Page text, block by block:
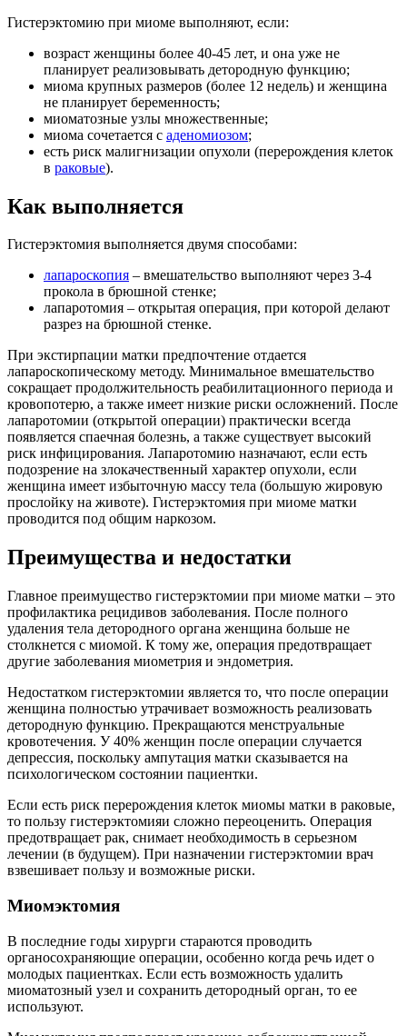
Гистерэктомию при миоме выполняют, если:
возраст женщины более 40-45 лет, и она уже не
планирует реализовывать детородную функцию;
миома крупных размеров (более 12 недель) и женщина
не планирует беременность;
миоматозные узлы множественные;
миома сочетается с аденомиозом;
есть риск малигнизации опухоли (перерождения клеток
в раковые).
Как выполняется
Гистерэктомия выполняется двумя способами:
лапароскопия – вмешательство выполняют через 3-4
прокола в брюшной стенке;
лапаротомия – открытая операция, при которой делают
разрез на брюшной стенке.
При экстирпации матки предпочтение отдается
лапароскопическому методу. Минимальное вмешательство
сокращает продолжительность реабилитационного периода и
кровопотерю, а также имеет низкие риски осложнений. После
лапаротомии (открытой операции) практически всегда
появляется спаечная болезнь, а также существует высокий
риск инфицирования. Лапаротомию назначают, если есть
подозрение на злокачественный характер опухоли, если
женщина имеет избыточную массу тела (большую жировую
прослойку на животе). Гистерэктомия при миоме матки
проводится под общим наркозом.
Преимущества и недостатки
Главное преимущество гистерэктомии при миоме матки – это
профилактика рецидивов заболевания. После полного
удаления тела детородного органа женщина больше не
столкнется с миомой. К тому же, операция предотвращает
другие заболевания миометрия и эндометрия.
Недостатком гистерэктомии является то, что после операции
женщина полностью утрачивает возможность реализовать
детородную функцию. Прекращаются менструальные
кровотечения. У 40% женщин после операции случается
депрессия, поскольку ампутация матки сказывается на
психологическом состоянии пациентки.
Если есть риск перерождения клеток миомы матки в раковые,
то пользу гистерэктомияи сложно переоценить. Операция
предотвращает рак, снимает необходимость в серьезном
лечении (в будущем). При назначении гистерэктомии врач
взвешивает пользу и возможные риски.
Миомэктомия
В последние годы хирурги стараются проводить
органосохраняющие операции, особенно когда речь идет о
молодых пациентках. Если есть возможность удалить
миоматозный узел и сохранить детородный орган, то ее
используют.